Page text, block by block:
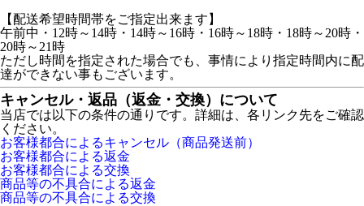
【配送希望時間帯をご指定出来ます】
午前中・12時～14時・14時～16時・16時～18時・18時～20時・
20時～21時
ただし時間を指定された場合でも、事情により指定時間内に配
達ができない事もございます。
キャンセル・返品（返金・交換）について
当店では以下の条件の通りです。詳細は、各リンク先をご確認
ください。
お客様都合によるキャンセル（商品発送前）
お客様都合による返金
お客様都合による交換
商品等の不具合による返金
商品等の不具合による交換